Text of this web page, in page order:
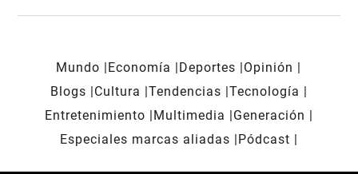
Mundo Economía Deportes
Opinión
Blogs
Cultura Tendencias Tecnología
Entretenimiento
Multimedia
Generación
Especiales marcas aliadas
Pódcast